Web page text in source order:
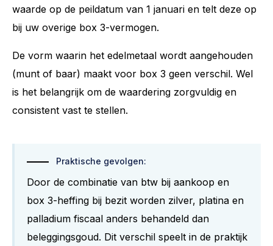
waarde op de peildatum van 1 januari en telt deze op
bij uw overige box 3-vermogen.
De vorm waarin het edelmetaal wordt aangehouden
(munt of baar) maakt voor box 3 geen verschil. Wel
is het belangrijk om de waardering zorgvuldig en
consistent vast te stellen.
Praktische gevolgen:
Door de combinatie van btw bij aankoop en
box 3-heffing bij bezit worden zilver, platina en
palladium fiscaal anders behandeld dan
beleggingsgoud. Dit verschil speelt in de praktijk